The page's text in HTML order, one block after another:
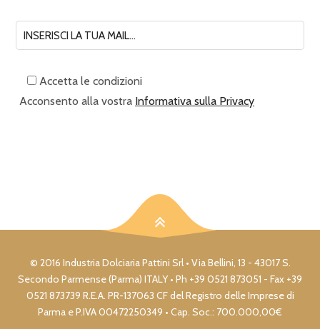
Accetta le condizioni
Acconsento alla vostra Informativa sulla Privacy
© 2016 Industria Dolciaria Pattini Srl • Via Bellini, 13 - 43017 S.
Secondo Parmense (Parma) ITALY • Ph +39 0521 873051 - Fax +39
0521 873739 R.E.A. PR-137063 CF del Registro delle Imprese di
Parma e P.IVA 00472250349 • Cap. Soc.: 700.000,00€